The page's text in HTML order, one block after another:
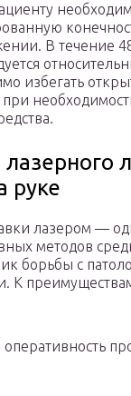
В течение
избегать
при
руке
лазером —
методов
борьбы с
К
оперативность